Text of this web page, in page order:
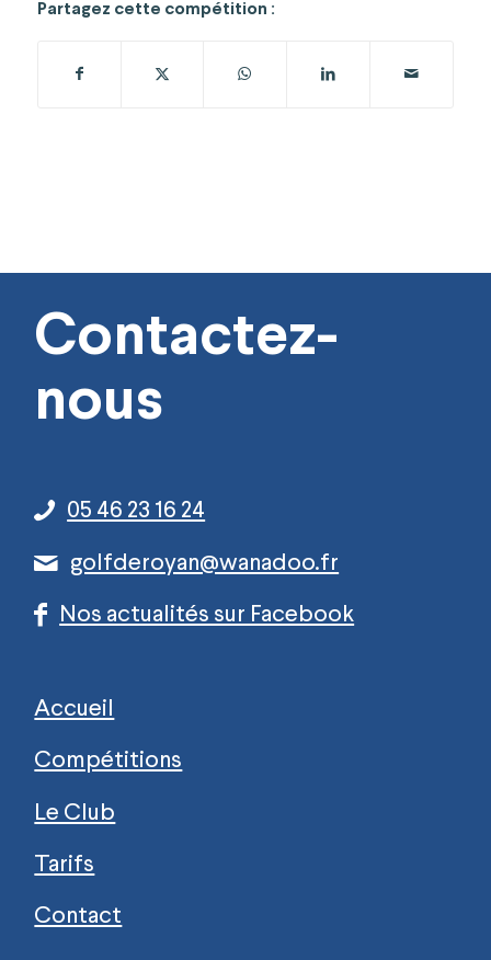
Partagez cette compétition :
Contactez-
nous
05 46 23 16 24
golfderoyan@wanadoo.fr
Nos actualités sur Facebook
Accueil
Compétitions
Le Club
Tarifs
Contact